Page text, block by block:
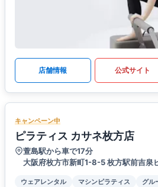
店舗情報 公式サイト
キャンペーン中
ピラティス カサネ枚方店
萱島駅から車で17分
大阪府枚方市新町1-8-5 枚方駅前吉泉
ウェアレンタル マシンピラティス
グル